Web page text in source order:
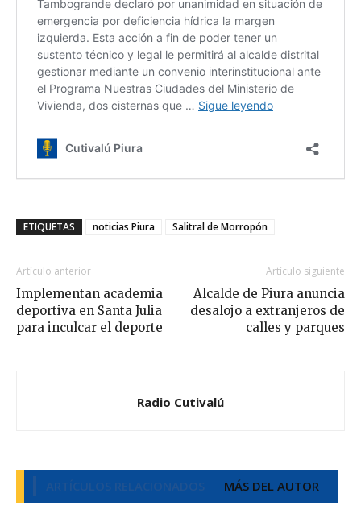
ETIQUETAS noticias Piura Salitral de Morropón
Artículo anterior
Implementan academia
deportiva en Santa Julia
para inculcar el deporte
Artículo siguiente
Alcalde de Piura anuncia
desalojo a extranjeros de
calles y parques
Radio Cutivalú
ARTÍCULOS RELACIONADOS MÁS DEL AUTOR